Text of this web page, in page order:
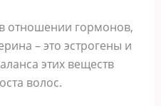
отношении гормонов,
– это эстрогены и
этих веществ
волос.